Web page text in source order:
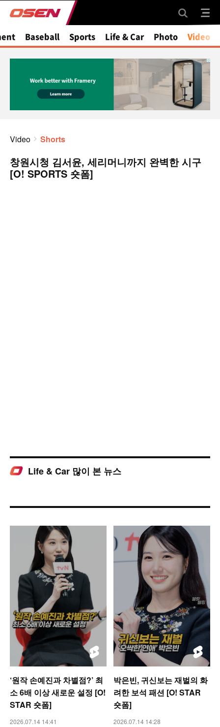
Baseball Sports Life & Car Photo Video
Video Shorts
창원시청 김서윤, 세리머니까지 완벽한 시구
[O! SPORTS 숏폼]
Life & Car 많이 본 뉴스
‘원작 손예진과 차별점?’ 최
소 6배 이상 새로운 설정 [O!
STAR 숏폼]
2026.07.14 14:41
박은빈, 귀신보는 재벌의 화
려한 보석 패션 [O! STAR
숏폼]
2026.07.14 14:28